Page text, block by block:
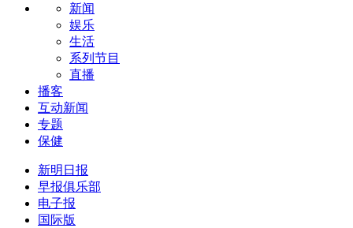
新闻
娱乐
生活
系列节目
直播
播客
互动新闻
专题
保健
新明日报
早报俱乐部
电子报
国际版